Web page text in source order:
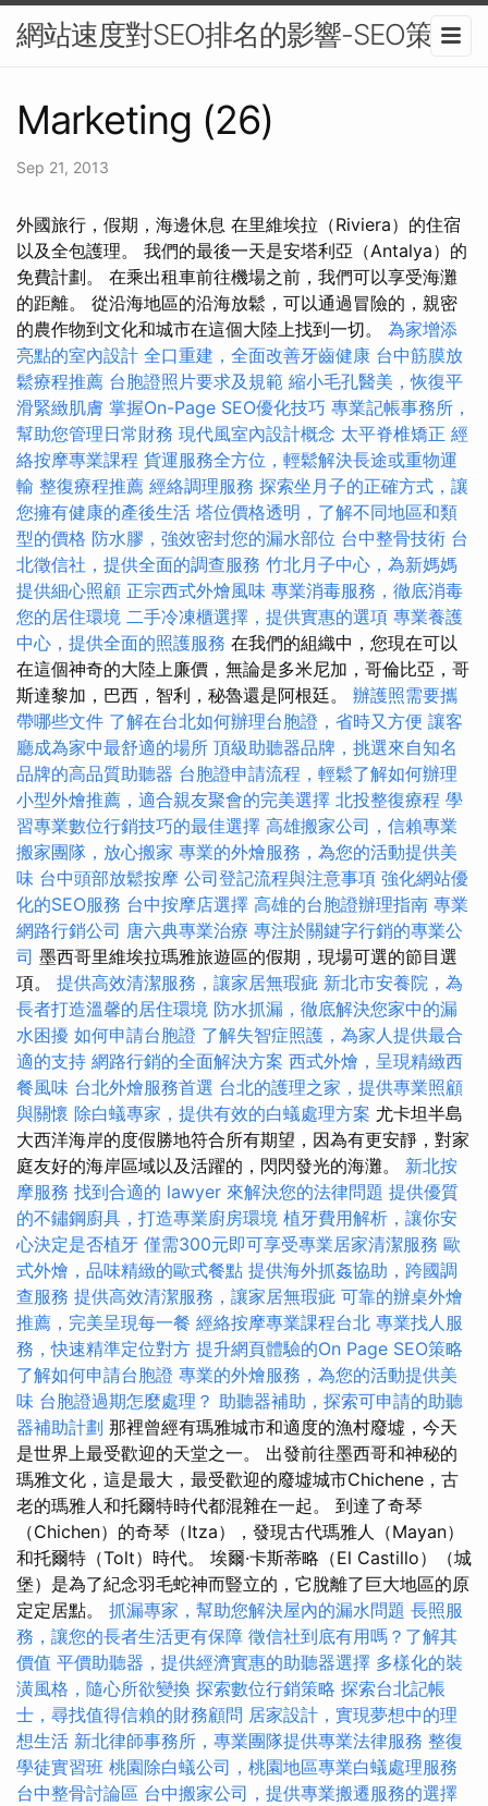
網站速度對SEO排名的影響-SEO策略
Marketing (26)
Sep 21, 2013
外國旅行，假期，海邊休息 在里維埃拉（Riviera）的住宿
以及全包護理。 我們的最後一天是安塔利亞（Antalya）的
免費計劃。 在乘出租車前往機場之前，我們可以享受海灘
的距離。 從沿海地區的沿海放鬆，可以通過冒險的，親密
的農作物到文化和城市在這個大陸上找到一切。 為家增添
亮點的室內設計 全口重建，全面改善牙齒健康 台中筋膜放
鬆療程推薦 台胞證照片要求及規範 縮小毛孔醫美，恢復平
滑緊緻肌膚 掌握On-Page SEO優化技巧 專業記帳事務所，
幫助您管理日常財務 現代風室內設計概念 太平脊椎矯正 經
絡按摩專業課程 貨運服務全方位，輕鬆解決長途或重物運
輸 整復療程推薦 經絡調理服務 探索坐月子的正確方式，讓
您擁有健康的產後生活 塔位價格透明，了解不同地區和類
型的價格 防水膠，強效密封您的漏水部位 台中整骨技術 台
北徵信社，提供全面的調查服務 竹北月子中心，為新媽媽
提供細心照顧 正宗西式外燴風味 專業消毒服務，徹底消毒
您的居住環境 二手冷凍櫃選擇，提供實惠的選項 專業養護
中心，提供全面的照護服務 在我們的組織中，您現在可以
在這個神奇的大陸上廉價，無論是多米尼加，哥倫比亞，哥
斯達黎加，巴西，智利，秘魯還是阿根廷。 辦護照需要攜
帶哪些文件 了解在台北如何辦理台胞證，省時又方便 讓客
廳成為家中最舒適的場所 頂級助聽器品牌，挑選來自知名
品牌的高品質助聽器 台胞證申請流程，輕鬆了解如何辦理
小型外燴推薦，適合親友聚會的完美選擇 北投整復療程 學
習專業數位行銷技巧的最佳選擇 高雄搬家公司，信賴專業
搬家團隊，放心搬家 專業的外燴服務，為您的活動提供美
味 台中頭部放鬆按摩 公司登記流程與注意事項 強化網站優
化的SEO服務 台中按摩店選擇 高雄的台胞證辦理指南 專業
網路行銷公司 唐六典專業治療 專注於關鍵字行銷的專業公
司 墨西哥里維埃拉瑪雅旅遊區的假期，現場可選的節目選
項。 提供高效清潔服務，讓家居無瑕疵 新北市安養院，為
長者打造溫馨的居住環境 防水抓漏，徹底解決您家中的漏
水困擾 如何申請台胞證 了解失智症照護，為家人提供最合
適的支持 網路行銷的全面解決方案 西式外燴，呈現精緻西
餐風味 台北外燴服務首選 台北的護理之家，提供專業照顧
與關懷 除白蟻專家，提供有效的白蟻處理方案 尤卡坦半島
大西洋海岸的度假勝地符合所有期望，因為有更安靜，對家
庭友好的海岸區域以及活躍的，閃閃發光的海灘。 新北按
摩服務 找到合適的 lawyer 來解決您的法律問題 提供優質
的不鏽鋼廚具，打造專業廚房環境 植牙費用解析，讓你安
心決定是否植牙 僅需300元即可享受專業居家清潔服務 歐
式外燴，品味精緻的歐式餐點 提供海外抓姦協助，跨國調
查服務 提供高效清潔服務，讓家居無瑕疵 可靠的辦桌外燴
推薦，完美呈現每一餐 經絡按摩專業課程台北 專業找人服
務，快速精準定位對方 提升網頁體驗的On Page SEO策略
了解如何申請台胞證 專業的外燴服務，為您的活動提供美
味 台胞證過期怎麼處理？ 助聽器補助，探索可申請的助聽
器補助計劃 那裡曾經有瑪雅城市和適度的漁村廢墟，今天
是世界上最受歡迎的天堂之一。 出發前往墨西哥和神秘的
瑪雅文化，這是最大，最受歡迎的廢墟城市Chichene，古
老的瑪雅人和托爾特時代都混雜在一起。 到達了奇琴
（Chichen）的奇琴（Itza），發現古代瑪雅人（Mayan）
和托爾特（Tolt）時代。 埃爾·卡斯蒂略（El Castillo）（城
堡）是為了紀念羽毛蛇神而豎立的，它脫離了巨大地區的原
定定居點。 抓漏專家，幫助您解決屋內的漏水問題 長照服
務，讓您的長者生活更有保障 徵信社到底有用嗎？了解其
價值 平價助聽器，提供經濟實惠的助聽器選擇 多樣化的裝
潢風格，隨心所欲變換 探索數位行銷策略 探索台北記帳
士，尋找值得信賴的財務顧問 居家設計，實現夢想中的理
想生活 新北律師事務所，專業團隊提供專業法律服務 整復
學徒實習班 桃園除白蟻公司，桃園地區專業白蟻處理服務
台中整骨討論區 台中搬家公司，提供專業搬遷服務的選擇